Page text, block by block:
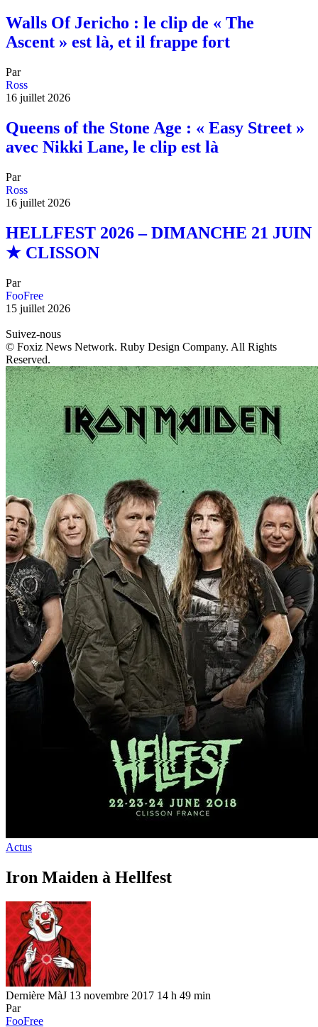
Walls Of Jericho : le clip de « The
Ascent » est là, et il frappe fort
Par
Ross
16 juillet 2026
Queens of the Stone Age : « Easy Street »
avec Nikki Lane, le clip est là
Par
Ross
16 juillet 2026
HELLFEST 2026 – DIMANCHE 21 JUIN
★ CLISSON
Par
FooFree
15 juillet 2026
Suivez-nous
© Foxiz News Network. Ruby Design Company. All Rights
Reserved.
Actus
Iron Maiden à Hellfest
Dernière MàJ 13 novembre 2017 14 h 49 min
Par
FooFree